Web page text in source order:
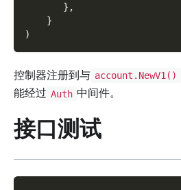
} ,
}
)
控制器注册到与 account.NewV1()
能经过 Auth 中间件。
接口测试